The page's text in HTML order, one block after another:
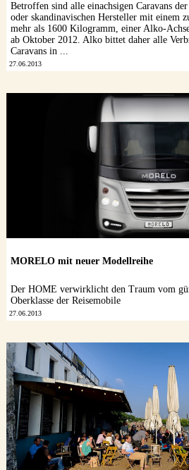
Betroffen sind alle einachsigen Caravans
oder skandinavischen Hersteller mit einem
mehr als 1600 Kilogramm, einer Alko-
ab Oktober 2012. Alko bittet daher alle
Caravans in ...
27.06.2013
MORELO mit neuer Modellreihe
Der HOME verwirklicht den Traum vom
Oberklasse der Reisemobile
27.06.2013